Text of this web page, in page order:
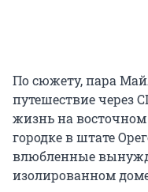
По сюжету, пара
путешествие через
жизнь на
городке в штате
влюбленные
изолированном